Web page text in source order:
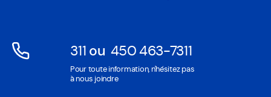
311Ouvre
dans
une
ou 450 463-7311
Ouvre
dans
Pour toute information, n'hésitez pas
à nous joindre